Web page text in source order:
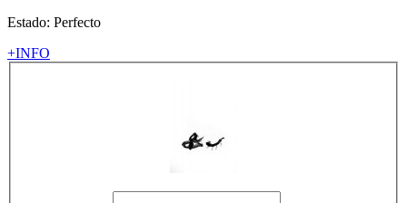
Estado: Perfecto
+INFO